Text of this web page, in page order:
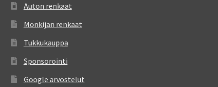
Auton renkaat
Mönkijän renkaat
Tukkukauppa
Sponsorointi
Google arvostelut